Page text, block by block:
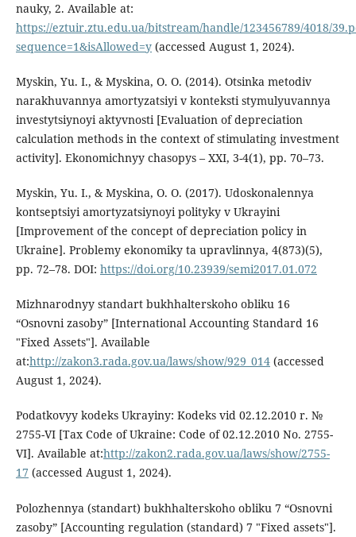
nauky, 2. Available at:
https://eztuir.ztu.edu.ua/bitstream/handle/123456789/4018/
sequence=1&isAllowed=y(accessed August 1, 2024).
Myskin, Yu. I., & Myskina, O. O. (2014). Otsinka metodiv
narakhuvannya amortyzatsiyi v konteksti stymulyuvannya
investytsiynoyi aktyvnosti [Evaluation of depreciation
calculation methods in the context of stimulating investment
activity]. Ekonomichnyy chasopys – XXI, 3-4(1), pp. 70–73.
Myskin, Yu. I., & Myskina, O. O. (2017). Udoskonalennya
kontseptsiyi amortyzatsiynoyi polityky v Ukrayini
[Improvement of the concept of depreciation policy in
Ukraine]. Problemy ekonomiky ta upravlinnya, 4(873)(5),
pp. 72–78. DOI: https://doi.org/10.23939/semi2017.01.072
Mizhnarodnyy standart bukhhalterskoho obliku 16
“Osnovni zasoby” [International Accounting Standard 16
"Fixed Assets"]. Available
at:http://zakon3.rada.gov.ua/laws/show/929_014(accessed
August 1, 2024).
Podatkovyy kodeks Ukrayiny: Kodeks vid 02.12.2010 r. №
2755-VI [Tax Code of Ukraine: Code of 02.12.2010 No. 2755-
VI]. Available at:http://zakon2.rada.gov.ua/laws/show/2755-
17 (accessed August 1, 2024).
Polozhennya (standart) bukhhalterskoho obliku 7 “Osnovni
zasoby” [Accounting regulation (standard) 7 "Fixed assets"].